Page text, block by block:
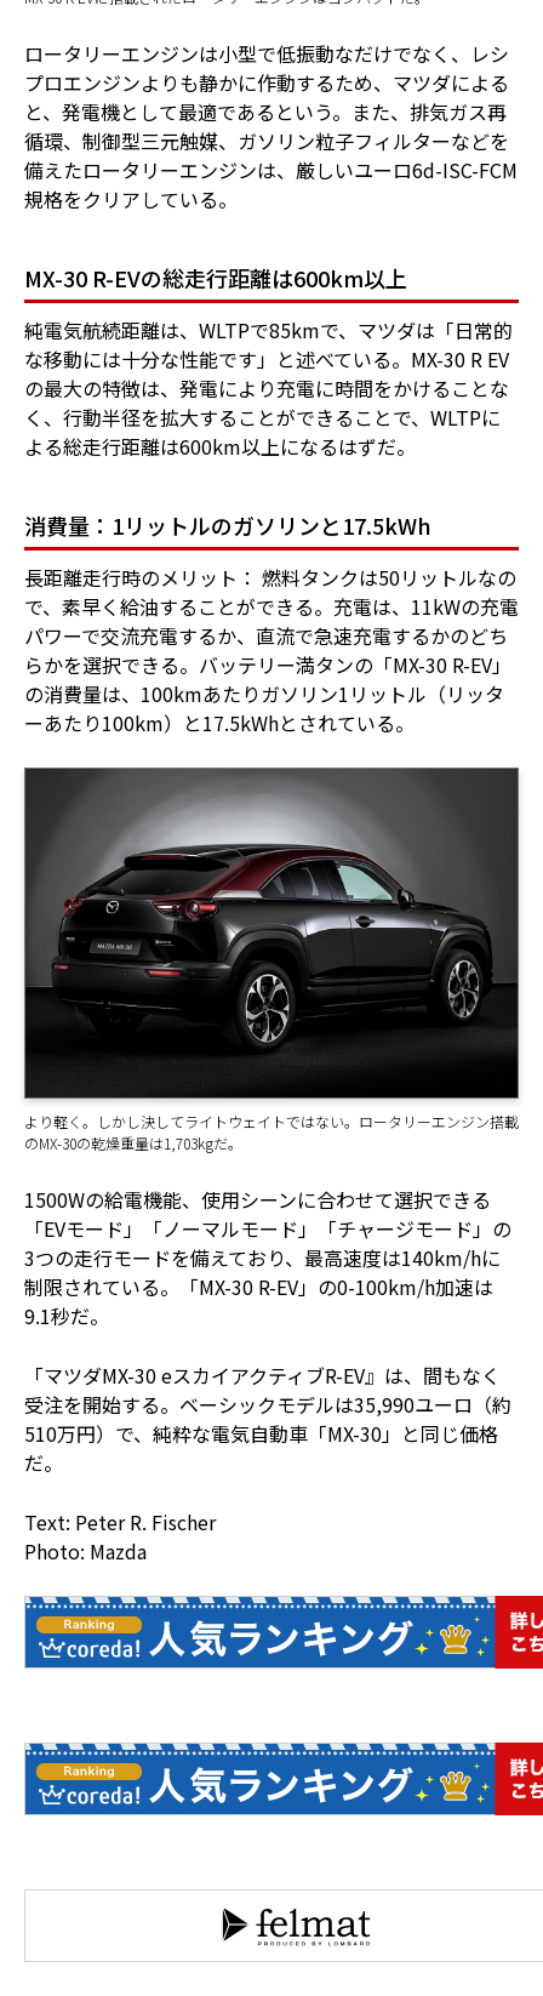
ロータリーエンジンは小型で低振動なだけでなく、レシ
プロエンジンよりも静かに作動するため、マツダによる
と、発電機として最適であるという。また、排気ガス再
循環、制御型三元触媒、ガソリン粒子フィルターなどを
備えたロータリーエンジンは、厳しいユーロ6d-ISC-FCM
規格をクリアしている。
MX-30 R-EVの総走行距離は600km以上
純電気航続距離は、WLTPで85kmで、マツダは「日常的
な移動には十分な性能です」と述べている。MX-30 R EV
の最大の特徴は、発電により充電に時間をかけることな
く、行動半径を拡大することができることで、WLTPに
よる総走行距離は600km以上になるはずだ。
消費量：1リットルのガソリンと17.5kWh
長距離走行時のメリット： 燃料タンクは50リットルなの
で、素早く給油することができる。充電は、11kWの充電
パワーで交流充電するか、直流で急速充電するかのどち
らかを選択できる。バッテリー満タンの「MX-30 R-EV」
の消費量は、100kmあたりガソリン1リットル（リッタ
ーあたり100km）と17.5kWhとされている。
より軽く。しかし決してライトウェイトではない。ロータリーエンジン搭載
のMX-30の乾燥重量は1,703kgだ。
1500Wの給電機能、使用シーンに合わせて選択できる
「EVモード」「ノーマルモード」「チャージモード」の
3つの走行モードを備えており、最高速度は140km/hに
制限されている。「MX-30 R-EV」の0-100km/h加速は
9.1秒だ。
「マツダMX-30 eスカイアクティブR-EV』は、間もなく
受注を開始する。ベーシックモデルは35,990ユーロ（約
510万円）で、純粋な電気自動車「MX-30」と同じ価格
だ。
Text: Peter R. Fischer
Photo: Mazda